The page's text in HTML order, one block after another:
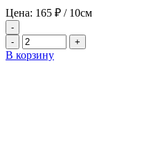
Цена: 165 ₽ / 10см
-
-
+
В корзину